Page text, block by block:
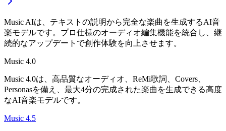
Music AIは、テキストの説明から完全な楽曲を生成するAI音
楽モデルです。プロ仕様のオーディオ編集機能を統合し、継
続的なアップデートで創作体験を向上させます。
Music 4.0
Music 4.0は、高品質なオーディオ、ReMi歌詞、Covers、
Personasを備え、最大4分の完成された楽曲を生成できる高度
なAI音楽モデルです。
Music 4.5